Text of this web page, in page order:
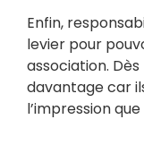
Enfin,
levier pour
association.
davantage car
l’impression